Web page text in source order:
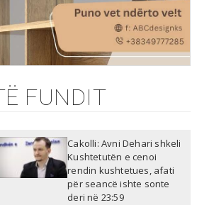
FUNDIT
Cakolli: Avni Dehari shkeli
Kushtetutën e cenoi
rendin kushtetues, afati
për seancë ishte sonte
deri në 23:59